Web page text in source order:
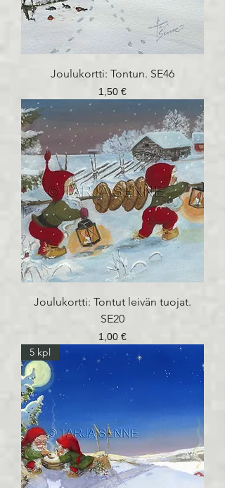
Joulukortti: Tontun. SE46
Hinta
1,50 €
Joulukortti: Tontut leivän tuojat.
SE20
Hinta
1,00 €
5 kpl